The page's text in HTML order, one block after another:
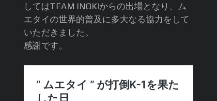
してはTEAM INOKIからの出場となり、ム
エタイの世界的普及に多大なる協力をして
いただきました。
感謝です。